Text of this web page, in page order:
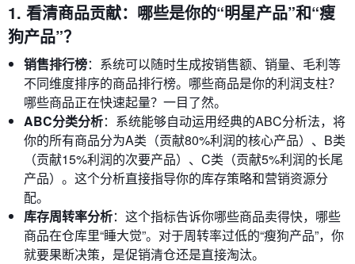
1. 看清商品贡献：哪些是你的“明星产品”和“瘦
狗产品”？
销售排行榜：系统可以随时生成按销售额、销量、毛利等
不同维度排序的商品排行榜。哪些商品是你的利润支柱？
哪些商品正在快速起量？一目了然。
ABC分类分析：系统能够自动运用经典的ABC分析法，将
你的所有商品分为A类（贡献80%利润的核心产品）、B类
（贡献15%利润的次要产品）、C类（贡献5%利润的长尾
产品）。这个分析直接指导你的库存策略和营销资源分
配。
库存周转率分析：这个指标告诉你哪些商品卖得快，哪些
商品在仓库里“睡大觉”。对于周转率过低的“瘦狗产品”，你
就要果断决策，是促销清仓还是直接淘汰。